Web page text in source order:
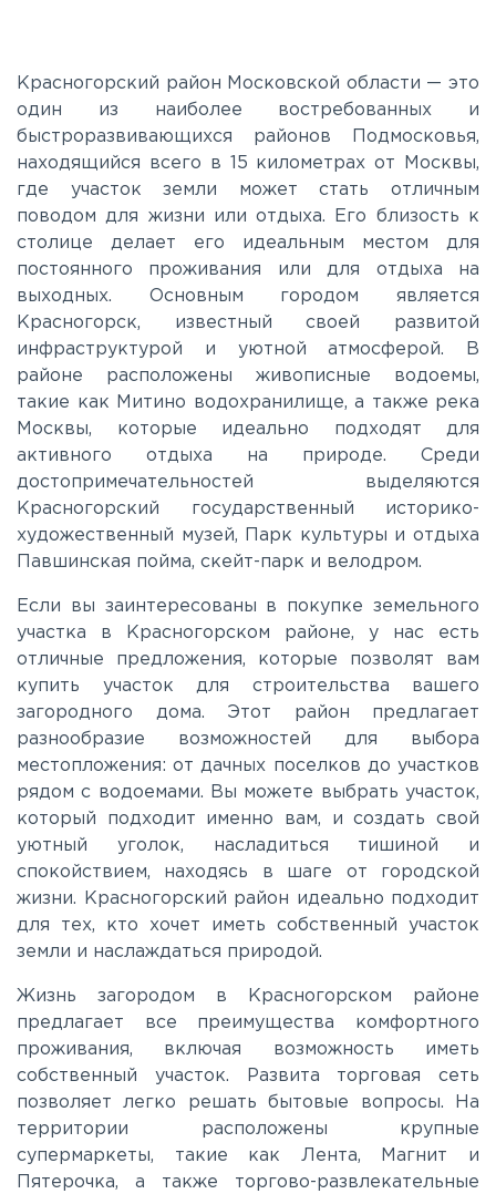
Калужское
Каширское
Киевское
Ленинградское
Лихачевское
Можайское
Новорязанское
Носовихинское
Пятницкое
Рогачёвское
Рублево-Успенское
Симферопольское
Таракановское
Щелковское
Красногорский район Московской области — это
один из наиболее востребованных и
быстроразвивающихся районов Подмосковья,
находящийся всего в 15 километрах от Москвы,
где участок земли может стать отличным
поводом для жизни или отдыха. Его близость к
столице делает его идеальным местом для
постоянного проживания или для отдыха на
выходных. Основным городом является
Красногорск, известный своей развитой
инфраструктурой и уютной атмосферой. В
районе расположены живописные водоемы,
такие как Митино водохранилище, а также река
Москвы, которые идеально подходят для
активного отдыха на природе. Среди
достопримечательностей выделяются
Красногорский государственный историко-
художественный музей, Парк культуры и отдыха
Павшинская пойма, скейт-парк и велодром.
Если вы заинтересованы в покупке земельного
участка в Красногорском районе, у нас есть
отличные предложения, которые позволят вам
купить участок для строительства вашего
загородного дома. Этот район предлагает
разнообразие возможностей для выбора
местопложения: от дачных поселков до участков
рядом с водоемами. Вы можете выбрать участок,
который подходит именно вам, и создать свой
уютный уголок, насладиться тишиной и
спокойствием, находясь в шаге от городской
жизни. Красногорский район идеально подходит
для тех, кто хочет иметь собственный участок
земли и наслаждаться природой.
Жизнь загородом в Красногорском районе
предлагает все преимущества комфортного
проживания, включая возможность иметь
собственный участок. Развита торговая сеть
позволяет легко решать бытовые вопросы. На
территории расположены крупные
супермаркеты, такие как Лента, Магнит и
Пятерочка, а также торгово-развлекательные